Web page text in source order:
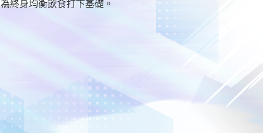
終身均衡飲食打下基礎。